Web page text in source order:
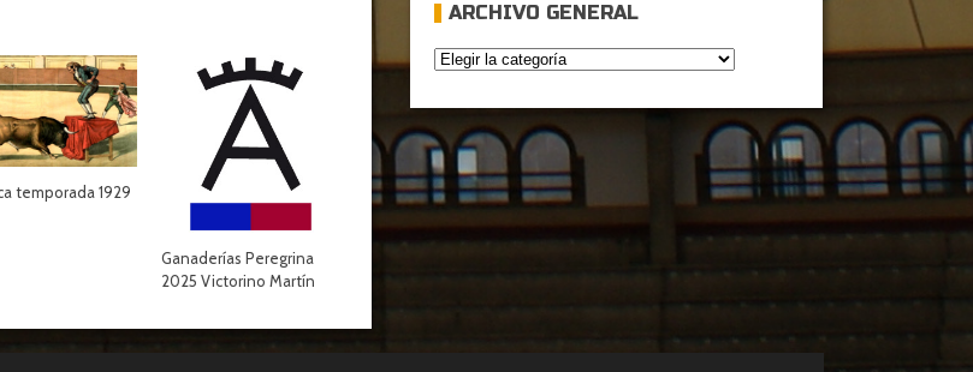
temporada 1929
Ganaderías Peregrina
2025 Victorino Martín
ARCHIVO GENERAL